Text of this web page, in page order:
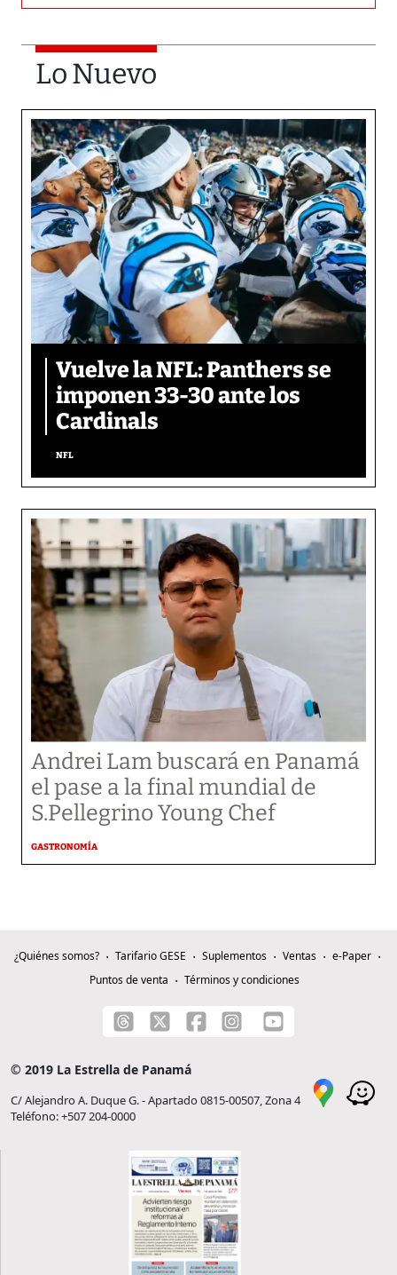
Lo Nuevo
Vuelve la NFL: Panthers se
imponen 33-30 ante los
Cardinals
NFL
Andrei Lam buscará en Panamá
el pase a la final mundial de
S.Pellegrino Young Chef
GASTRONOMÍA
¿Quiénes somos? Tarifario GESE Suplementos Ventas
e-Paper
Puntos de venta
Términos y condiciones
© 2019 La Estrella de Panamá
C/ Alejandro A. Duque G. - Apartado 0815-00507, Zona 4
Teléfono: +507 204-0000